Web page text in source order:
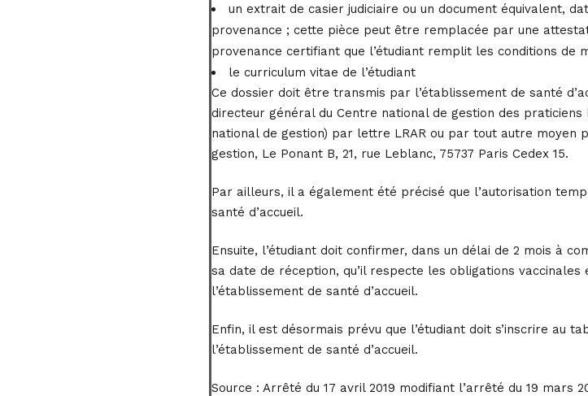
un extrait de casier judiciaire ou un document équivalent,
provenance ; cette pièce peut être remplacée par une
provenance certifiant que l’étudiant remplit les conditions de
le curriculum vitae de l’étudiant
Ce dossier doit être transmis par l’établissement de santé
directeur général du Centre national de gestion des
national de gestion) par lettre LRAR ou par tout autre moyen
gestion, Le Ponant B, 21, rue Leblanc, 75737 Paris Cedex 15.
Par ailleurs, il a également été précisé que l’autorisation
santé d’accueil.
Ensuite, l’étudiant doit confirmer, dans un délai de 2 mois à
sa date de réception, qu’il respecte les obligations
l’établissement de santé d’accueil.
Enfin, il est désormais prévu que l’étudiant doit s’inscrire au
l’établissement de santé d’accueil.
Source : Arrêté du 17 avril 2019 modifiant l’arrêté du 19 mars